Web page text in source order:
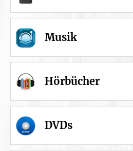
Musik
Hörbücher
DVDs